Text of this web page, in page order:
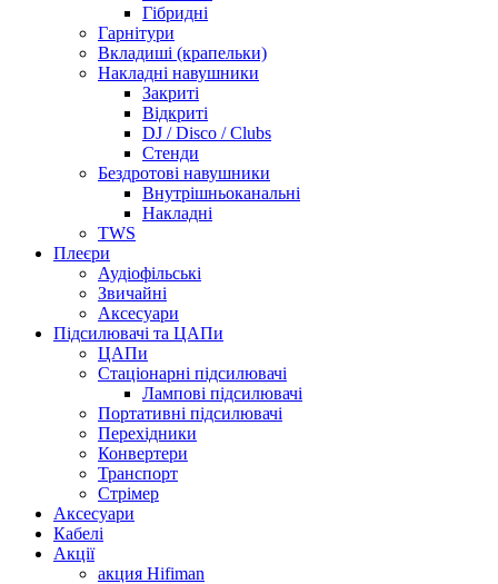
Гібридні
Гарнітури
Вкладиші (крапельки)
Накладні навушники
Закриті
Відкриті
DJ / Disco / Clubs
Стенди
Бездротові навушники
Внутрішньоканальні
Накладні
TWS
Плеєри
Аудіофільські
Звичайні
Аксесуари
Підсилювачі та ЦАПи
ЦАПи
Стаціонарні підсилювачі
Лампові підсилювачі
Портативні підсилювачі
Перехідники
Конвертери
Транспорт
Стрімер
Аксесуари
Кабелі
Акції
акция Hifiman